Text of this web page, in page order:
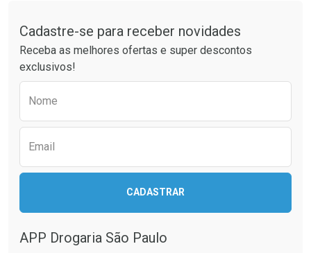
Ativar Desconto
Comprar sem Desconto
Comprar sem Desconto
Por R$ 37,25/cada
Ativar Desconto
Comprar sem Desconto
Comprar sem Desconto
Cadastre-se para receber novidades
Receba as melhores ofertas e super descontos
exclusivos!
Nome
Email
CADASTRAR
APP Drogaria São Paulo